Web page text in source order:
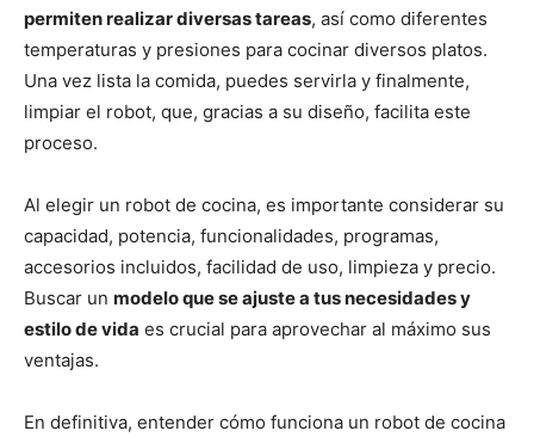
permiten realizar diversas tareas, así como diferentes
temperaturas y presiones para cocinar diversos platos.
Una vez lista la comida, puedes servirla y finalmente,
limpiar el robot, que, gracias a su diseño, facilita este
proceso.
Al elegir un robot de cocina, es importante considerar su
capacidad, potencia, funcionalidades, programas,
accesorios incluidos, facilidad de uso, limpieza y precio.
Buscar un modelo que se ajuste a tus necesidades y
estilo de vida es crucial para aprovechar al máximo sus
ventajas.
En definitiva, entender cómo funciona un robot de cocina